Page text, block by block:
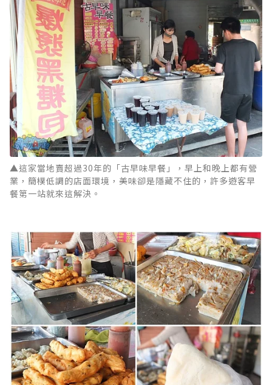
▲這家當地賣超過30年的「古早味早餐」，早上和晚上都有營
業，簡樸低調的店面環境，美味卻是隱藏不住的，許多遊客早
餐第一站就來這解決。